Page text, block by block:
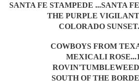
SANTA FE STAMPEDE ...SANTA
THE PURPLE
COLORADO
COWBOYS FROM
MEXICALI
SOUTH OF THE